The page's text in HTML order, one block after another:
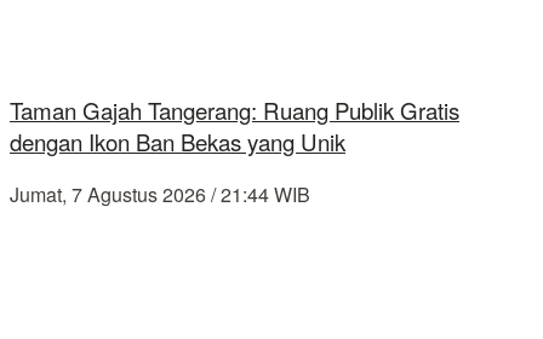
Taman Gajah Tangerang: Ruang Publik Gratis
dengan Ikon Ban Bekas yang Unik
Jumat, 7 Agustus 2026 / 21:44 WIB